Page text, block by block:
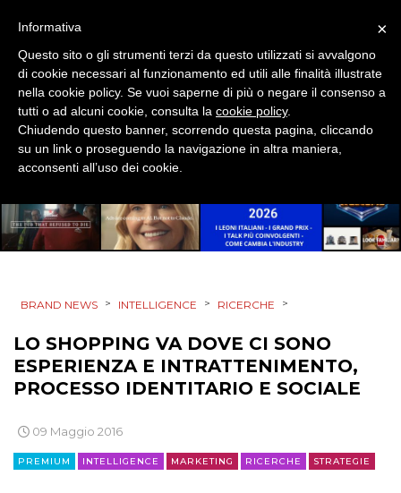
EVENTI
MOBILE
PROMOZIONI
PRODOTTI
CSR
STRATEGIE
CINEMA
BRAND NEWS > INTELLIGENCE > RICERCHE >
LO SHOPPING VA DOVE CI SONO
ESPERIENZA E INTRATTENIMENTO,
PROCESSO IDENTITARIO E SOCIALE
09 Maggio 2016
PREMIUM INTELLIGENCE MARKETING RICERCHE STRATEGIE
×
Informativa
Questo sito o gli strumenti terzi da questo utilizzati si avvalgono
di cookie necessari al funzionamento ed utili alle finalità illustrate
nella cookie policy. Se vuoi saperne di più o negare il consenso a
tutti o ad alcuni cookie, consulta la cookie policy.
Chiudendo questo banner, scorrendo questa pagina, cliccando
su un link o proseguendo la navigazione in altra maniera,
acconsenti all’uso dei cookie.